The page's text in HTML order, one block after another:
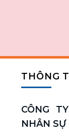
THÔNG
CÔNG
NHÂN SỰ